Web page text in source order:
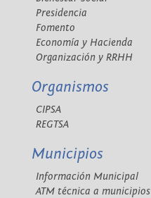
Presidencia
Fomento
Economía y Hacienda
Organización y RRHH
Organismos
CIPSA
REGTSA
Municipios
Información Municipal
ATM técnica a municipios